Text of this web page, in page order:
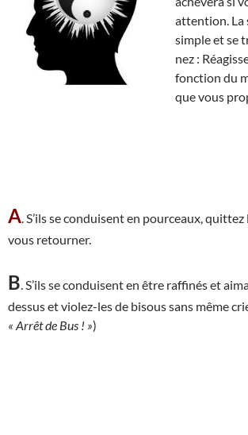
attention. La
simple et se
nez :
fonction du
que vous
A . S’ils se conduisent en pourceaux,
vous retourner.
B . S’ils se conduisent en être raffinés et
dessus et violez-les de bisous sans même
« Arrêt de Bus ! »)